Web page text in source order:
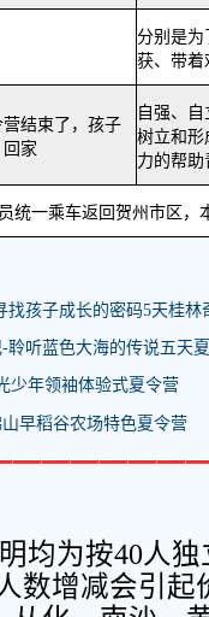
分别是为
获、带着
结束了，孩子
家
自强、
树立和形
力的帮
统一乘车返回贺州市区，
找孩子成长的密码5天桂林
聆听蓝色大海的传说五天
少年领袖体验式夏令营
山早稻谷农场特色夏令营
均为按40人
数增减会引起